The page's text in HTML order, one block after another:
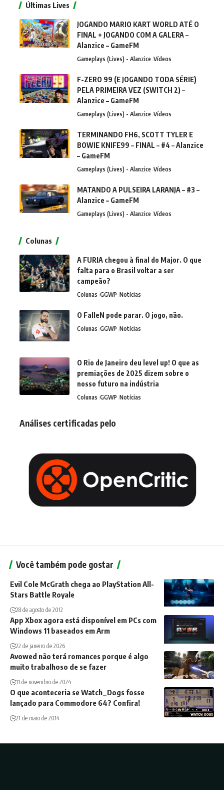
Últimas Lives
JOGANDO MARIO KART WORLD ATÉ O
FINAL + JOGANDO COM A GALERA –
Alanzice – GameFM
Gameplays (Lives) - Alanzice Vídeos
F-ZERO 99 (E JOGANDO TODA SÉRIE)
PELA PRIMEIRA VEZ (SWITCH 2) –
Alanzice – GameFM
Gameplays (Lives) - Alanzice Vídeos
TERMINANDO FH6, SCOTT TYLER E
BOWIE KNIFE99 – FINAL – #4 – Alanzice
– GameFM
Gameplays (Lives) - Alanzice Vídeos
MATANDO A PULSEIRA LARANJA – #3 –
Alanzice – GameFM
Gameplays (Lives) - Alanzice Vídeos
Colunas
A FURIA chegou à final do Major. O que
falta para o Brasil voltar a ser
campeão?
Colunas GGWP Notícias
O FalleN pode parar. O jogo, não.
Colunas GGWP Notícias
O Rio de Janeiro deu level up! O que as
premiações de 2025 dizem sobre o
nosso futuro na indústria
Colunas GGWP Notícias
Análises certificadas pelo
Você também pode gostar
Evil Cole McGrath chega ao PlayStation All-
Stars Battle Royale
28 de agosto de 2012
App Xbox agora está disponível em PCs com
Windows 11 baseados em Arm
22 de janeiro de 2026
Avowed não terá romances porque é algo
muito trabalhoso de se fazer
11 de novembro de 2024
O que aconteceria se Watch_Dogs fosse
lançado para Commodore 64? Confira!
21 de maio de 2014